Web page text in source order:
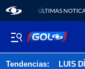
ÚLTIMAS
Tendencias: LUIS